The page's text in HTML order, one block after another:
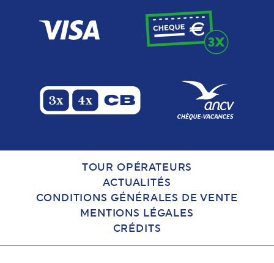
TOUR OPÉRATEURS
ACTUALITÉS
CONDITIONS GÉNÉRALES DE VENTE
MENTIONS LÉGALES
CRÉDITS